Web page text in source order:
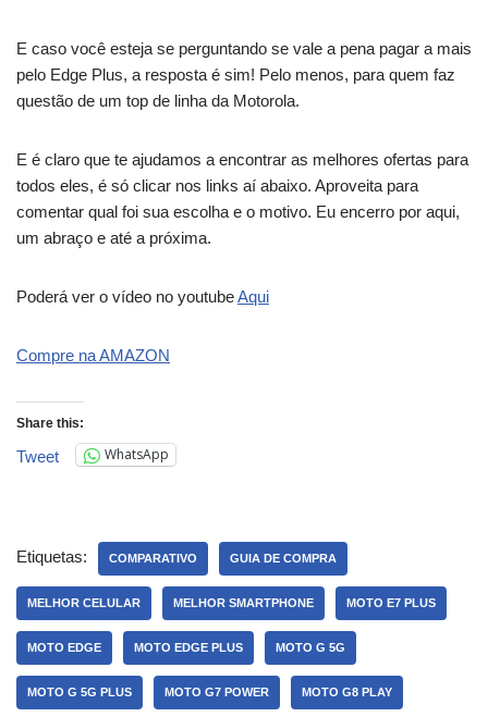
E caso você esteja se perguntando se vale a pena pagar a mais
pelo Edge Plus, a resposta é sim! Pelo menos, para quem faz
questão de um top de linha da Motorola.
E é claro que te ajudamos a encontrar as melhores ofertas para
todos eles, é só clicar nos links aí abaixo. Aproveita para
comentar qual foi sua escolha e o motivo. Eu encerro por aqui,
um abraço e até a próxima.
Poderá ver o vídeo no youtubeAqui
Compre na AMAZON
Share this:
Tweet WhatsApp
Etiquetas: COMPARATIVO GUIA DE COMPRA
MELHOR CELULAR MELHOR SMARTPHONE MOTO E7 PLUS
MOTO EDGE MOTO EDGE PLUS MOTO G 5G
MOTO G 5G PLUS MOTO G7 POWER MOTO G8 PLAY